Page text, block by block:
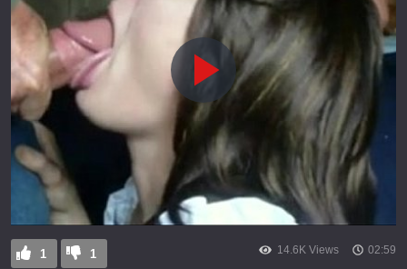
1 1 14.6K Views 02:59